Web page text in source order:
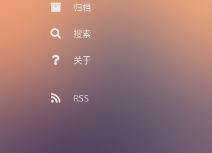
归档
搜索
关于
RSS